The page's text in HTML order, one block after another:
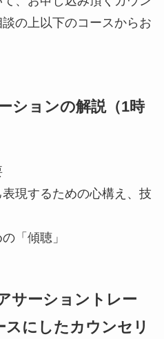
の上以下のコースからお
ションの解説（1時
現するための心構え、技
「傾聴」
サーショントレー
スにしたカウンセリ